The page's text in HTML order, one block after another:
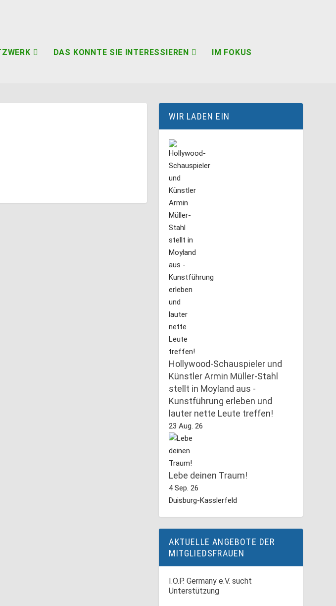
DAS KÖNNTE SIE INTERESSIEREN IM FOKUS
WIR LADEN EIN
Hollywood-Schauspieler und
Künstler Armin Müller-Stahl
stellt in Moyland aus -
Kunstführung erleben und
lauter nette Leute treffen!
23 Aug. 26
Lebe deinen Traum!
4 Sep. 26
Duisburg-Kasslerfeld
AKTUELLE ANGEBOTE DER
MITGLIEDSFRAUEN
I.O.P. Germany e.V. sucht
Unterstützung